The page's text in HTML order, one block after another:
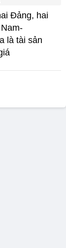
Đảng, hai
là tài sản